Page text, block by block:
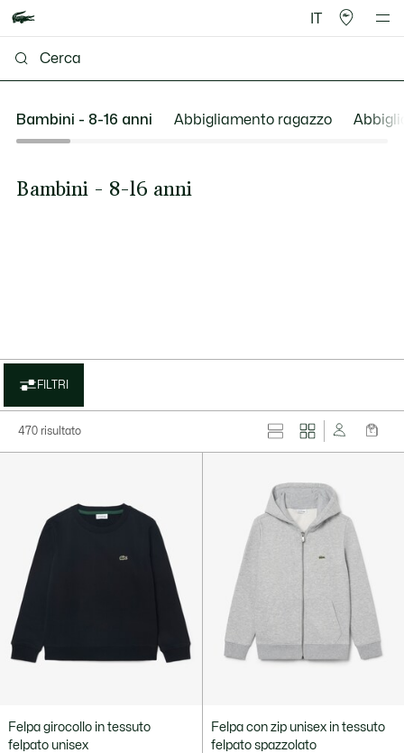
IT
Bambini - 8-16 anni Abbigliamento ragazzo
Bambini - 8-16 anni
FILTRI
470 risultato
Felpa girocollo in tessuto
felpato unisex
Felpa con zip unisex in tessuto
felpato spazzolato